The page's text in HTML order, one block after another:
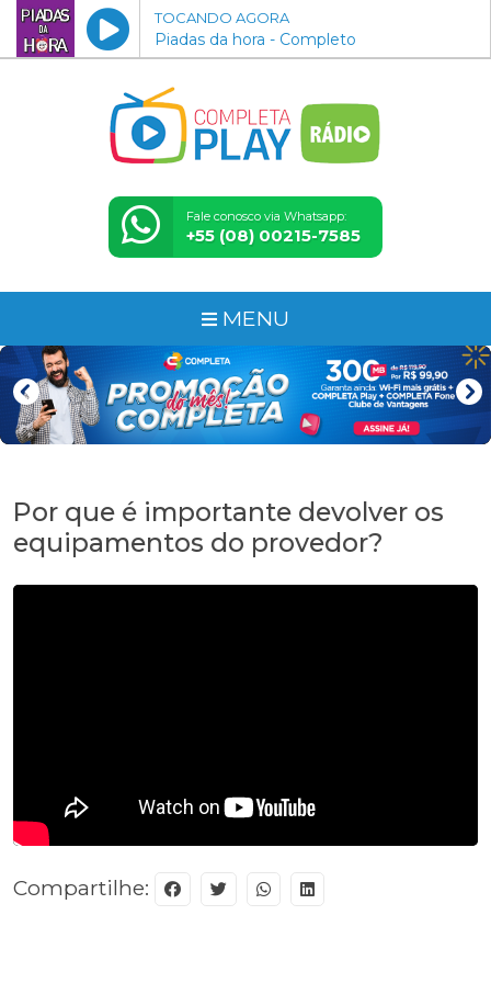
TOCANDO AGORA
Piadas da hora - Completo
Fale conosco via Whatsapp:
+55 (08) 00215-7585
MENU
Por que é importante devolver os
equipamentos do provedor?
Compartilhe: